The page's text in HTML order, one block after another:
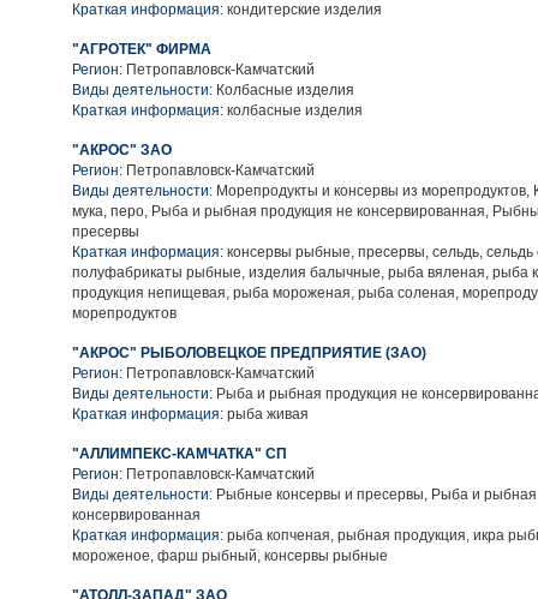
Краткая информация: кондитерские изделия
"АГРОТЕК" ФИРМА
Регион: Петропавловск-Камчатский
Виды деятельности: Колбасные изделия
Краткая информация: колбасные изделия
"АКРОС" ЗАО
Регион: Петропавловск-Камчатский
Виды деятельности: Морепродукты и консервы из морепродуктов,
мука, перо, Рыба и рыбная продукция не консервированная,
пресервы
Краткая информация: консервы рыбные, пресервы, сельдь, сельдь
полуфабрикаты рыбные, изделия балычные, рыба вяленая, рыба
продукция непищевая, рыба мороженая, рыба соленая,
морепродуктов
"АКРОС" РЫБОЛОВЕЦКОЕ ПРЕДПРИЯТИЕ (ЗАО)
Регион: Петропавловск-Камчатский
Виды деятельности: Рыба и рыбная продукция не
Краткая информация: рыба живая
"АЛЛИМПЕКС-КАМЧАТКА" СП
Регион: Петропавловск-Камчатский
Виды деятельности: Рыбные консервы и пресервы, Рыба и рыбная
консервированная
Краткая информация: рыба копченая, рыбная продукция, икра
мороженое, фарш рыбный, консервы рыбные
"АТОЛЛ-ЗАПАД" ЗАО